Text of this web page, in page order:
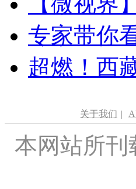
专家带你
超燃！西
关于我们 |
本网站所刊